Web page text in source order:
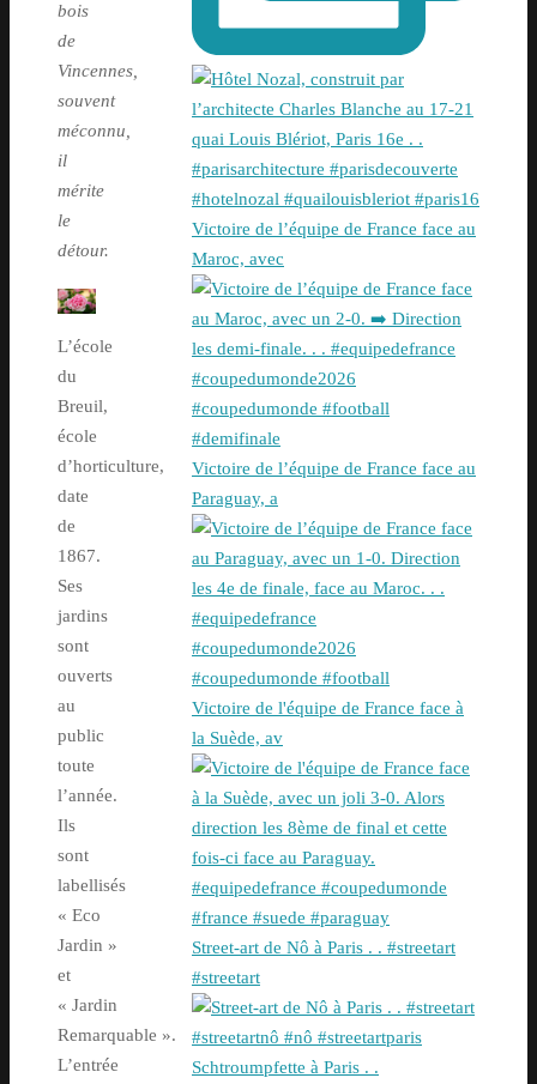
bois
de
Vincennes,
souvent
méconnu,
il
mérite
le
détour.
L’école
du
Breuil,
école
d’horticulture,
date
de
1867.
Ses
jardins
sont
ouverts
au
public
toute
l’année.
Ils
sont
labellisés
« Eco
Jardin »
et
« Jardin
Remarquable ».
L’entrée
Victoire de l’équipe de France face au
Maroc, avec
Victoire de l’équipe de France face au
Paraguay, a
Victoire de l'équipe de France face à
la Suède, av
Street-art de Nô à Paris . . #streetart
#streetart
Schtroumpfette à Paris . .